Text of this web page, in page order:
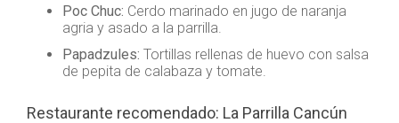
Poc Chuc: Cerdo marinado en jugo de naranja
agria y asado a la parrilla.
Papadzules: Tortillas rellenas de huevo con salsa
de pepita de calabaza y tomate.
Restaurante recomendado: La Parrilla Cancún